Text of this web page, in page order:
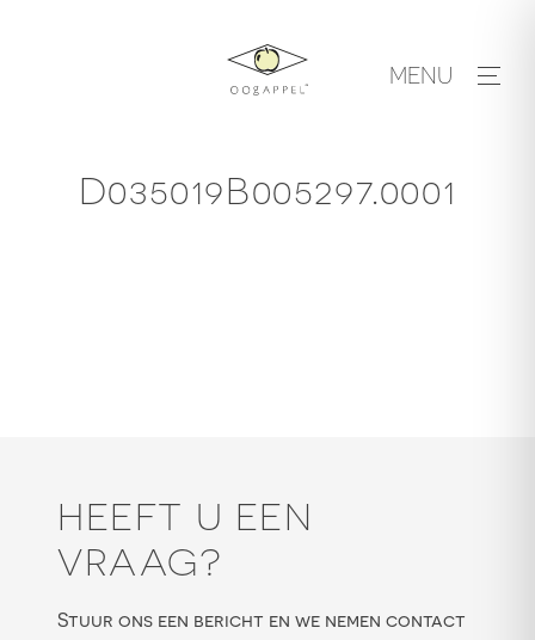
MENU
D035019B005297.0001
HEEFT U EEN
VRAAG?
Stuur ons een bericht en we nemen contact